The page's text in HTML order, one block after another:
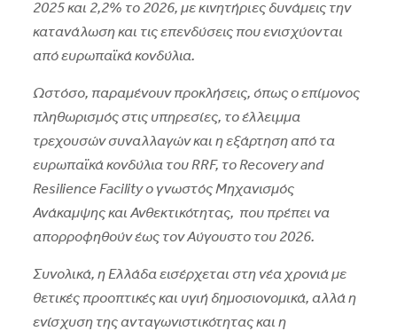
2025 και 2,2% το 2026, με κινητήριες δυνάμεις την
κατανάλωση και τις επενδύσεις που ενισχύονται
από ευρωπαϊκά κονδύλια.
Ωστόσο, παραμένουν προκλήσεις, όπως ο επίμονος
πληθωρισμός στις υπηρεσίες, το έλλειμμα
τρεχουσών συναλλαγών και η εξάρτηση από τα
ευρωπαϊκά κονδύλια του RRF, το Recovery and
Resilience Facility ο γνωστός Μηχανισμός
Ανάκαμψης και Ανθεκτικότητας, που πρέπει να
απορροφηθούν έως τον Αύγουστο του 2026.
Συνολικά, η Ελλάδα εισέρχεται στη νέα χρονιά με
θετικές προοπτικές και υγιή δημοσιονομικά, αλλά η
ενίσχυση της ανταγωνιστικότητας και η